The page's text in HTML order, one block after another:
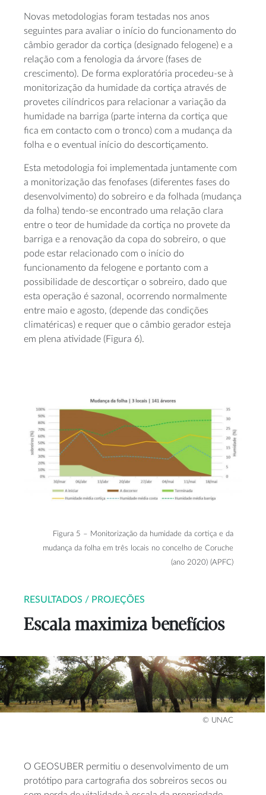
Novas metodologias foram testadas nos anos
seguintes para avaliar o início do funcionamento do
câmbio gerador da cortiça (designado felogene) e a
relação com a fenologia da árvore (fases de
crescimento). De forma exploratória procedeu-se à
monitorização da humidade da cortiça através de
provetes cilíndricos para relacionar a variação da
humidade na barriga (parte interna da cortiça que
fica em contacto com o tronco) com a mudança da
folha e o eventual início do descortiçamento.
Esta metodologia foi implementada juntamente com
a monitorização das fenofases (diferentes fases do
desenvolvimento) do sobreiro e da folhada (mudança
da folha) tendo-se encontrado uma relação clara
entre o teor de humidade da cortiça no provete da
barriga e a renovação da copa do sobreiro, o que
pode estar relacionado com o início do
funcionamento da felogene e portanto com a
possibilidade de descortiçar o sobreiro, dado que
esta operação é sazonal, ocorrendo normalmente
entre maio e agosto, (depende das condições
climatéricas) e requer que o câmbio gerador esteja
em plena atividade (Figura 6).
Figura 5 – Monitorização da humidade da cortiça e da
mudança da folha em três locais no concelho de Coruche
(ano 2020) (APFC)
RESULTADOS / PROJEÇÕES
Escala maximiza benefícios
© UNAC
O GEOSUBER permitiu o desenvolvimento de um
protótipo para cartografia dos sobreiros secos ou